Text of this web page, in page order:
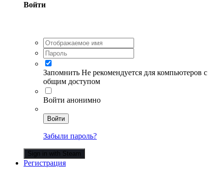
Войти
Запомнить Не рекомендуется для компьютеров с
общим доступом
Войти анонимно
Войти
Забыли пароль?
Sign in with Steam
Регистрация